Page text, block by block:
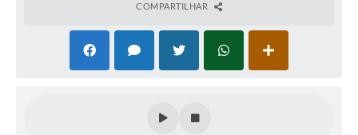
COMPARTILHAR